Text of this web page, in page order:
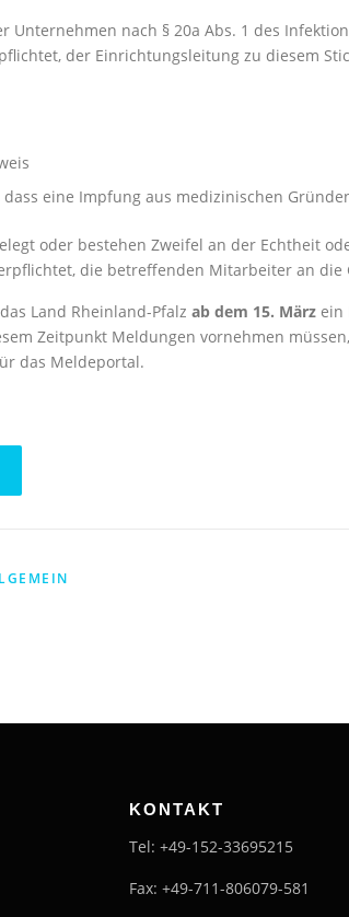
Unternehmen nach § 20a Abs. 1 des
der Einrichtungsleitung zu diesem
dass eine Impfung aus medizinischen
oder bestehen Zweifel an der Echtheit
die betreffenden Mitarbeiter an die
Land Rheinland-Pfalz ab dem 15. März ein
Zeitpunkt Meldungen vornehmen
das Meldeportal.
KONTAKT
Tel: +49-152-33695215
Fax: +49-711-806079-581